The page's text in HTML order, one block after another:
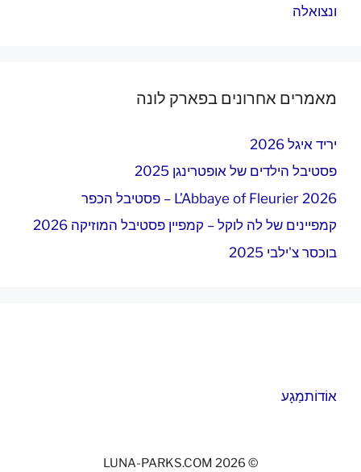
ונצואלה
מאמרים אחרונים בפארק לונה
יריד איגל 2026
פסטיבל הילדים של אופטרינגן 2025
L’Abbaye of Fleurier 2026 – פסטיבל הכפר
קמפיינים של לה לוקל – קמפיין פסטיבל המוזיקה 2026
בוכסר צ'ילבי 2025
אוֹדוֹתמַגָע
© 2026 LUNA-PARKS.COM